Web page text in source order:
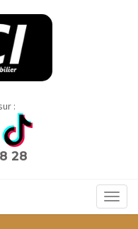
:
28